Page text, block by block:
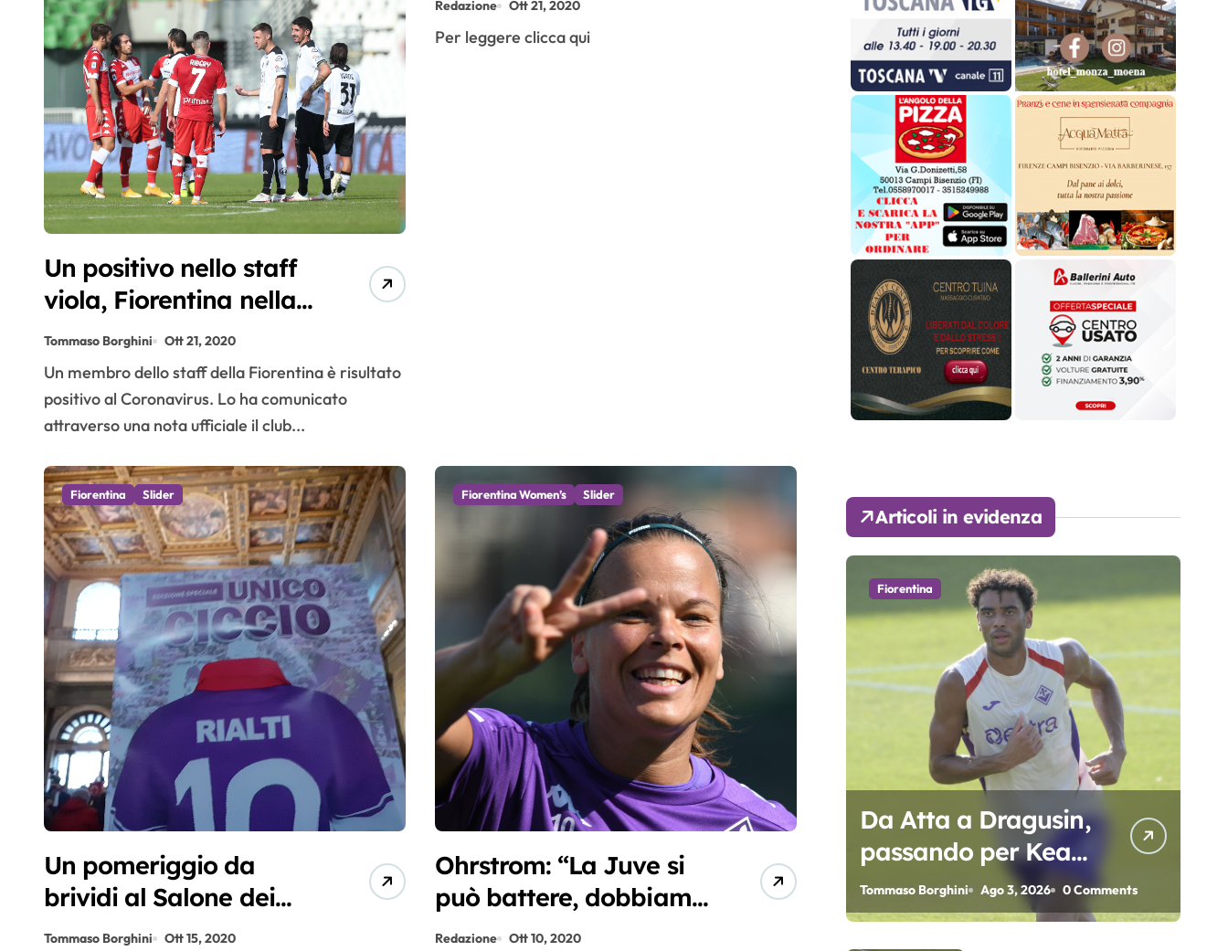
Un positivo nello staff
viola, Fiorentina nella
“bolla”
Tommaso Borghini Ott 21, 2020
Un membro dello staff della Fiorentina è risultato
positivo al Coronavirus. Lo ha comunicato
attraverso una nota ufficiale il club...
LUCA CALAMAI
Redazione Ott 21, 2020
Per leggere clicca qui
Fiorentina Slider
Un pomeriggio da
brividi al Salone dei
Cinquecento,
Tommaso Borghini Ott 15, 2020
Fiorentina Women’s Slider
Ohrstrom: “La Juve si
può battere, dobbiamo
soltanto credere di più
Redazione Ott 10, 2020
Articoli in evidenza
Fiorentina
Da Atta a Dragusin,
passando per Kean
e Piccoli. A chi gli
oscar del
Tommaso Borghini Ago 3, 2026 0 Comments